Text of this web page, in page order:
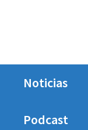
Noticias
Podcast